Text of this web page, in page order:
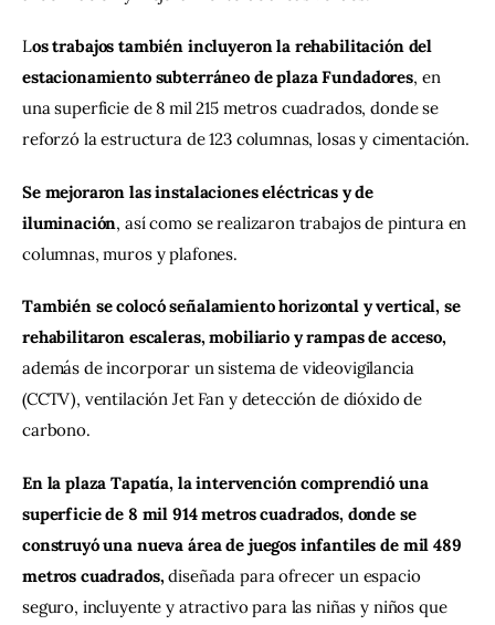
Los trabajos también incluyeron la rehabilitación del
estacionamiento subterráneo de plaza Fundadores, en
una superficie de 8 mil 215 metros cuadrados, donde se
reforzó la estructura de 123 columnas, losas y cimentación.
Se mejoraron las instalaciones eléctricas y de
iluminación, así como se realizaron trabajos de pintura en
columnas, muros y plafones.
También se colocó señalamiento horizontal y vertical, se
rehabilitaron escaleras, mobiliario y rampas de acceso,
además de incorporar un sistema de videovigilancia
(CCTV), ventilación Jet Fan y detección de dióxido de
carbono.
En la plaza Tapatía, la intervención comprendió una
superficie de 8 mil 914 metros cuadrados, donde se
construyó una nueva área de juegos infantiles de mil 489
metros cuadrados, diseñada para ofrecer un espacio
seguro, incluyente y atractivo para las niñas y niños que